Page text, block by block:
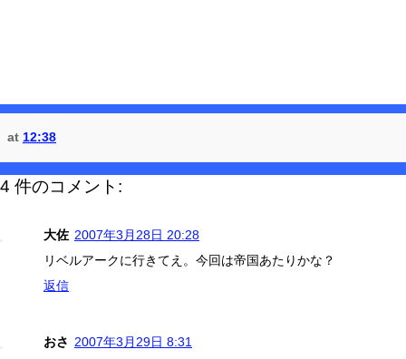
at 12:38
4 件のコメント:
大佐 2007年3月28日 20:28
リベルアークに行きてえ。今回は帝国あたりかな？
返信
おさ 2007年3月29日 8:31